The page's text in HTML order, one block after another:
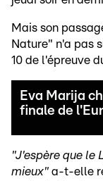
Mais son
Nature" n'a pas
10 de l'épreuve
Eva Marija
finale de
"J'espère que le
mieux" a-t-elle